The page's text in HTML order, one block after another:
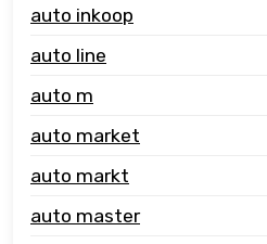
auto inkoop
auto line
auto m
auto market
auto markt
auto master